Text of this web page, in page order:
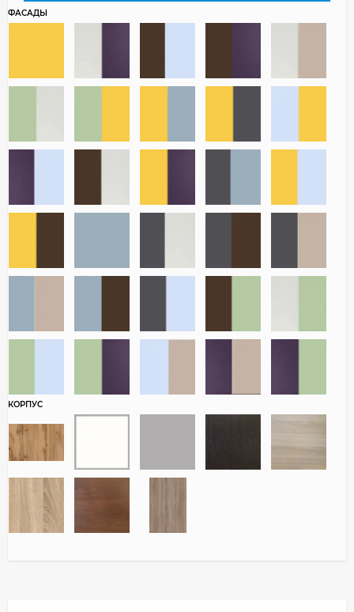
ФАСАДЫ
КОРПУС